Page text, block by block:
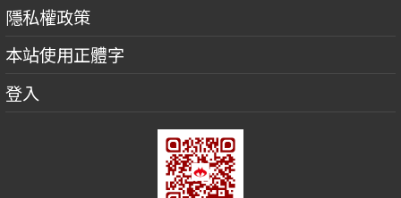
隱私權政策
本站使用正體字
登入